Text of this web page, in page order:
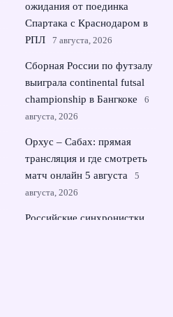
ожидания от поединка
Спартака с Краснодаром в
РПЛ
7 августа, 2026
Сборная России по футзалу
выиграла continental futsal
championship в Бангкоке
6
августа, 2026
Орхус – Сабах: прямая
трансляция и где смотреть
матч онлайн 5 августа
5
августа, 2026
Российские синхронистки